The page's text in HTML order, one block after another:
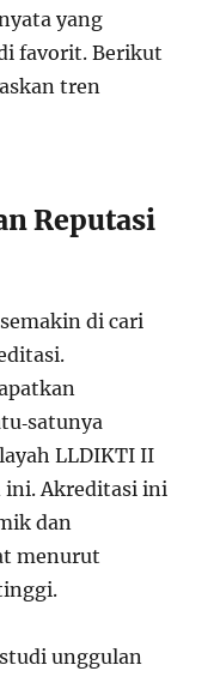
yang
favorit. Berikut
tren
Reputasi
di cari
LLDIKTI II
ini. Akreditasi ini
dan
menurut
unggulan